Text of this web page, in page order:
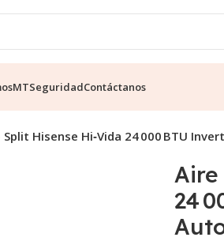
MTSeguridadContáctanos
Hisense Hi‑Vida 24 000 BTU
Aire
24